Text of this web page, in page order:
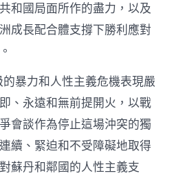
和國局面所作的盡力，以及
成長配合體支撐下勝利應對
暴力和人性主義危機表現嚴
、永遠和無前提開火，以戰
會談作為停止這場沖突的獨
續、緊迫和不受障礙地取得
蘇丹和鄰國的人性主義支